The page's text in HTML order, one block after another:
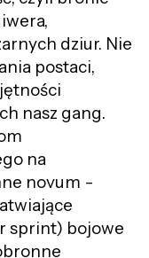
dziur. Nie
postaci,
nasz gang.
na
novum -
sprint) bojowe